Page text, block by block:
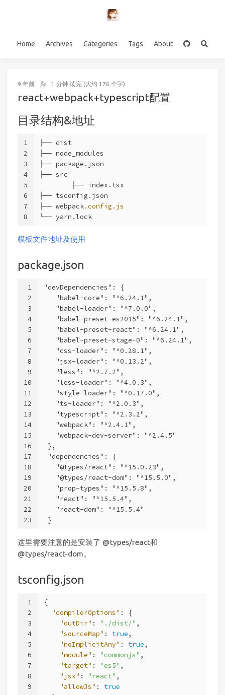
Home Archives Categories Tags About
9 年前 杂 1 分钟 读完 (大约 176 个字)
react+webpack+typescript配置
目录结构&地址
1
2
3
4
5
6
7
8
├── dist
├── node_modules
├── package.json
├── src
	├── index.tsx
├── tsconfig.json
├── webpack.config .js
└── yarn.lock
模板文件地址及使用
package.json
1
2
3
4
5
6
7
8
9
10
11
12
13
14
15
16
17
18
19
20
21
22
23
"devDependencies": {
   "babel-core": "^6.24.1",
   "babel-loader": "^7.0.0",
   "babel-preset-es2015": "^6.24.1",
   "babel-preset-react": "^6.24.1",
   "babel-preset-stage-0": "^6.24.1",
   "css-loader": "^0.28.1",
   "jsx-loader": "^0.13.2",
   "less": "^2.7.2",
   "less-loader": "^4.0.3",
   "style-loader": "^0.17.0",
   "ts-loader": "^2.0.3",
   "typescript": "^2.3.2",
   "webpack": "^2.4.1",
   "webpack-dev-server": "^2.4.5"
},
"dependencies": {
   "@types/react": "^15.0.23",
   "@types/react-dom": "^15.5.0",
   "prop-types": "^15.5.8",
   "react": "^15.5.4",
   "react-dom": "^15.5.4"
}
这里需要注意的是安装了 @types/react和
@types/react-dom。
tsconfig.json
1
2
3
4
5
6
7
8
9
{
"compilerOptions" : {
"outDir" : "./dist/" ,
"sourceMap" : true,
"noImplicitAny" : true,
"module" : "commonjs" ,
"target" : "es5" ,
"jsx" : "react" ,
"allowJs" : true